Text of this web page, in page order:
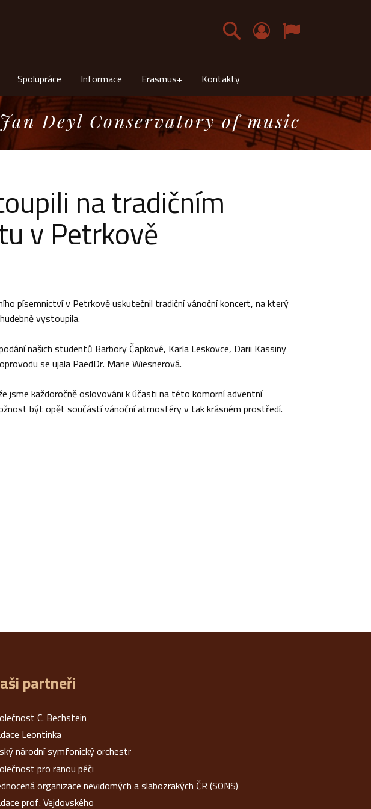
Čeština
Spolupráce Informace Erasmus+ Kontakty
Jan Deyl Conservatory of music
na tradičním
v Petrkově
písemnictví v Petrkově uskutečnil tradiční vánoční koncert, na který
vystoupila.
našich studentů Barbory Čapkové, Karla Leskovce, Darii Kassiny
se ujala PaedDr. Marie Wiesnerová.
jsme každoročně oslovováni k účasti na této komorní adventní
být opět součástí vánoční atmosféry v tak krásném prostředí.
partneři
C. Bechstein
Leontinka
národní symfonický orchestr
pro ranou péči
organizace nevidomých a slabozrakých ČR (SONS)
prof. Vejdovského